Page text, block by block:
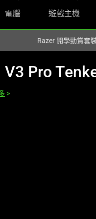
電腦 遊戲主機
Razer 開學勁賞套
Pro
>